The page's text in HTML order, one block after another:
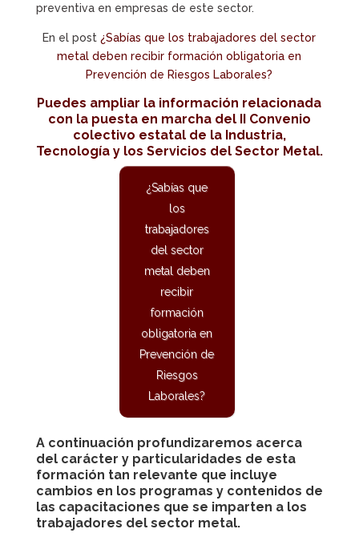
preventiva en empresas de este sector.
En el post ¿Sabías que los trabajadores del sector
metal deben recibir formación obligatoria en
Prevención de Riesgos Laborales?
Puedes ampliar la información relacionada
con la puesta en marcha del II Convenio
colectivo estatal de la Industria,
Tecnología y los Servicios del Sector Metal.
¿Sabías que
los
trabajadores
del sector
metal deben
recibir
formación
obligatoria en
Prevención de
Riesgos
Laborales?
A continuación profundizaremos acerca
del carácter y particularidades de esta
formación tan relevante que incluye
cambios en los programas y contenidos de
las capacitaciones que se imparten a los
trabajadores del sector metal.